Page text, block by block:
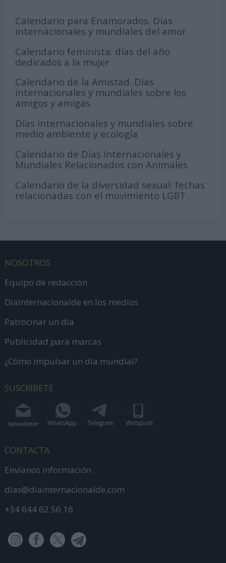
Calendario para Enamorados. Días
internacionales y mundiales del amor
Calendario feminista: días del año
dedicados a la mujer
Calendario de la Amistad. Días
internacionales y mundiales sobre los
amigos y amigas
Días internacionales y mundiales sobre
medio ambiente y ecología
Calendario de Días Internacionales y
Mundiales Relacionados con Animales
Calendario de la diversidad sexual: fechas
relacionadas con el movimiento LGBT
NOSOTROS
Equipo de redacción
DiaInternacionalde en los medios
Patrocinar un día
Publicidad para marcas
¿Cómo impulsar un día mundial?
SUSCRÍBETE
CONTACTA
Envíanos información
dias@diainternacionalde.com
+34 644 62 56 16